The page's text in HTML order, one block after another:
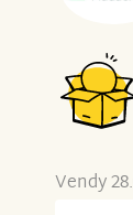
Vendy